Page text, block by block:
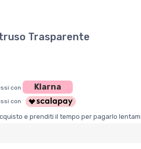
Trasparente
con Klarna
con
e prenditi il tempo per pagarlo